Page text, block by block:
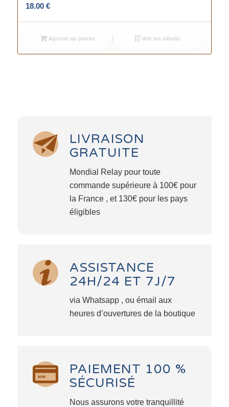
18.00 €
Ajouter au panier Voir les détails
LIVRAISON
GRATUITE
Mondial Relay pour toute
commande supérieure à 100€ pour
la France , et 130€ pour les pays
éligibles
ASSISTANCE
24H/24 ET 7J/7
via Whatsapp , ou émail aux
heures d’ouvertures de la boutique
PAIEMENT 100 %
SÉCURISÉ
Nous assurons votre tranquillité